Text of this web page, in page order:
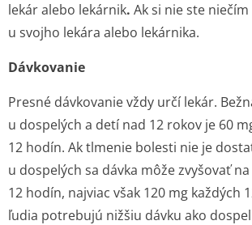
lekár alebo lekárnik. Ak si nie ste
u svojho lekára alebo lekárnika.
Dávkovanie
Presné dávkovanie vždy určí lekár.
u dospelých a detí nad 12 rokov je 60
12 hodín. Ak tlmenie bolesti nie je
u dospelých sa dávka môže zvyšovať
12 hodín, najviac však 120 mg každých
ľudia potrebujú nižšiu dávku ako